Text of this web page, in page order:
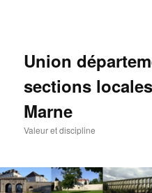
Union
sections
Marne
Valeur et discipline